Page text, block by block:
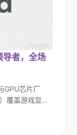
导者，全场
GPU芯片厂
覆盖游戏显
态，成为AI时